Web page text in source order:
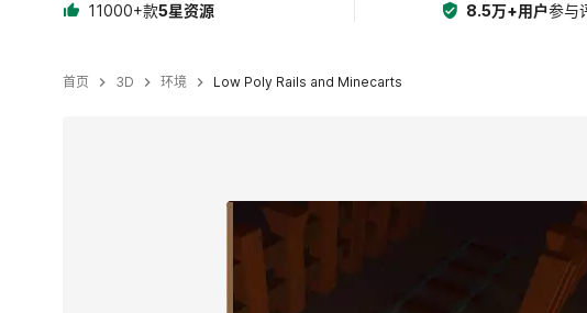
11000+款5星资源 8.5万+用户参与
首页 3D 环境 Low Poly Rails and Minecarts